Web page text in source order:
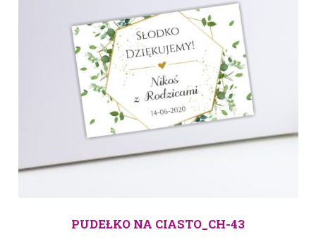
PUDEŁKO NA CIASTO_CH-43